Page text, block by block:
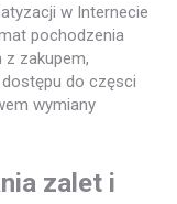
w Internecie
pochodzenia
zakupem,
do częsci
wymiany
zalet i